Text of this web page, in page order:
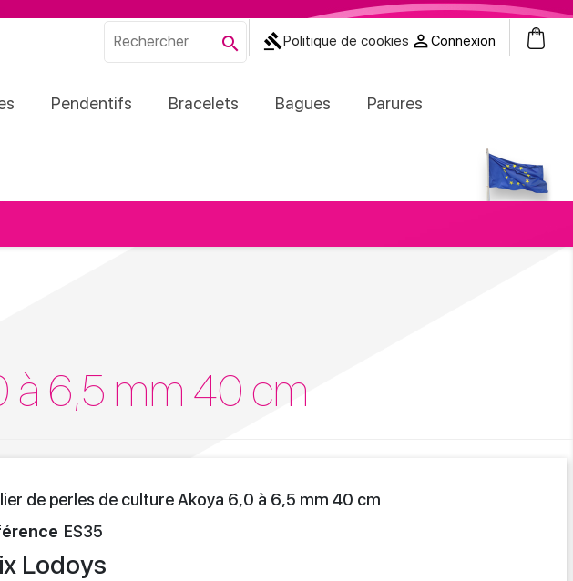
 gavelPolitique de cookies Connexion
0
Pendentifs Bracelets Bagues Parures
à 6,5 mm 40 cm
de perles de culture Akoya 6,0 à 6,5 mm 40 cm
ES35
Lodoys